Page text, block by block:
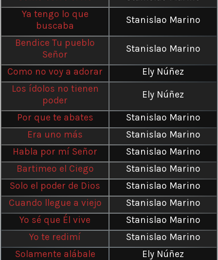
Ya tengo lo que
buscaba
Stanislao Marino
Bendice Tu pueblo
Señor
Stanislao Marino
Como no voy a adorar
Ely Núñez
Los ídolos no tienen
poder
Ely Núñez
Por que te abates
Stanislao Marino
Era uno más
Stanislao Marino
Habla por mí Señor
Stanislao Marino
Bartimeo el Ciego
Stanislao Marino
Solo el poder de Dios
Stanislao Marino
Cuando llegue a viejo
Stanislao Marino
Yo sé que Él vive
Stanislao Marino
Yo te redimí
Stanislao Marino
Solamente alábale
Ely Núñez